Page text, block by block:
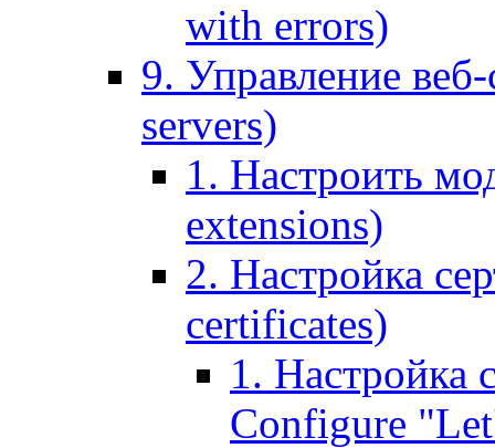
with errors)
9. Управление
servers)
1. Настроить
extensions)
2. Настройка
certificates)
1. Настройка
Configure